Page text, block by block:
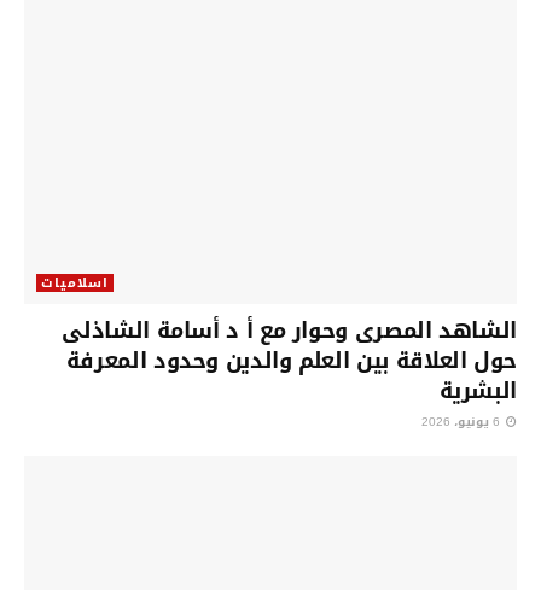
اسلاميات
الشاهد المصرى وحوار مع أ د أسامة الشاذلى
حول العلاقة بين العلم والدين وحدود المعرفة
البشرية